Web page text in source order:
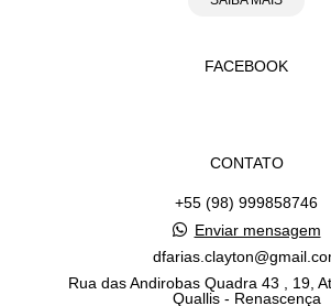
FACEBOOK
CONTATO
+55 (98) 999858746
Enviar mensagem
Rua das Andirobas Quadra 43 , 19,
Quallis - Renascença